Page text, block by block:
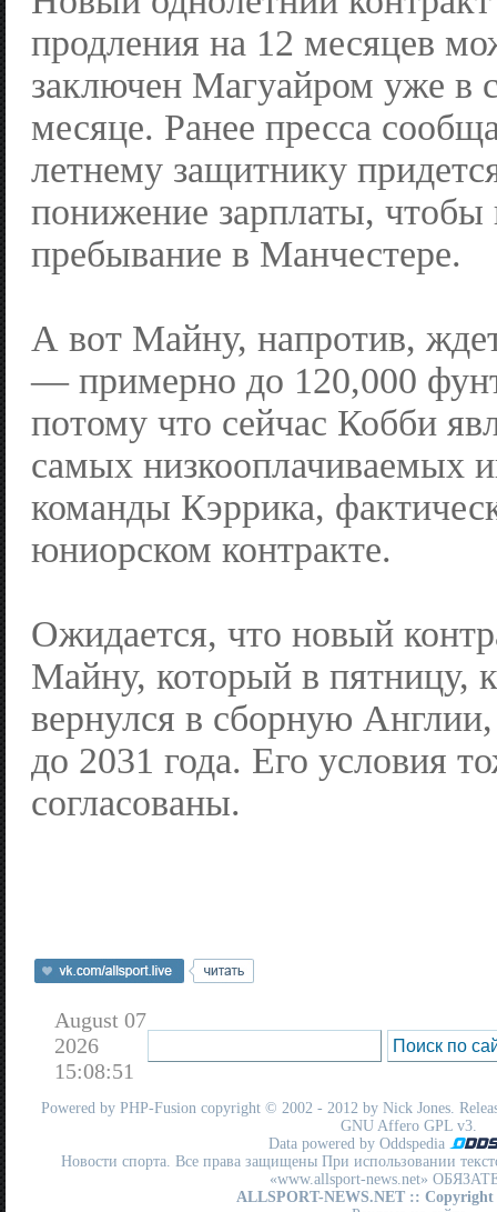
продления на 12 месяцев
заключен Магуайром уже в
месяце. Ранее пресса
летнему защитнику
понижение зарплаты, чтобы
пребывание в Манчестере.
А вот Майну, напротив,
— примерно до 120,000
потому что сейчас Кобби
самых низкооплачиваемых
команды Кэррика,
юниорском контракте.
Ожидается, что новый
Майну, который в пятницу,
вернулся в сборную Англии,
до 2031 года. Его условия
согласованы.
August 07
2026
15:08:51
Powered by PHP-Fusion copyright © 2002 - 2012 by Nick Jones.
GNU Affero GPL v3.
Data powered by Oddspedia
Новости спорта. Все права защищены При использовании
«www.allsport-news.net»
ALLSPORT-NEWS.NET :: Copyright